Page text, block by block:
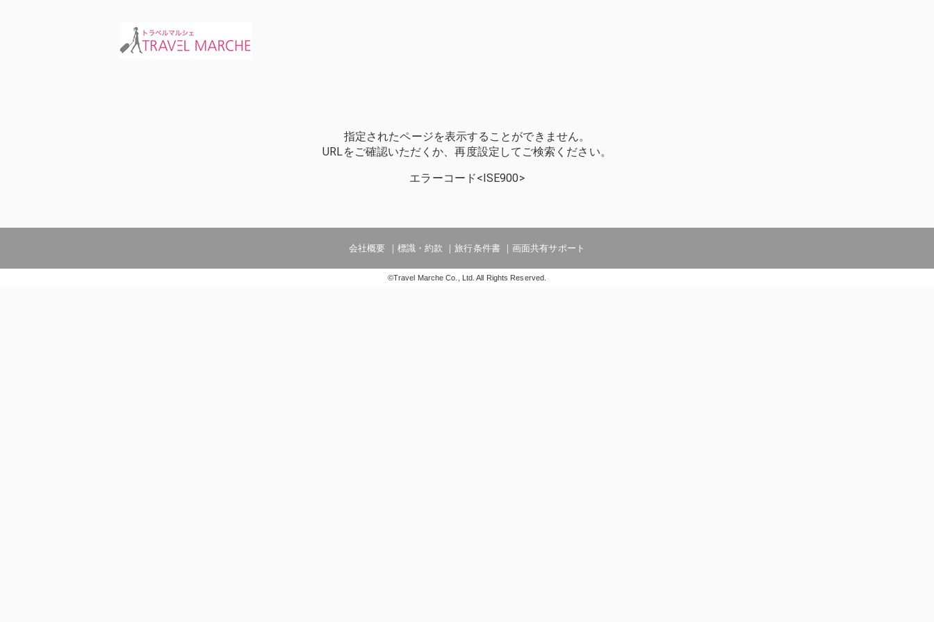
指定されたページを表示することができません。
URLをご確認いただくか、再度設定してご検索ください。
エラーコード<ISE900>
会社概要 標識・約款 旅行条件書 画面共有サポート
©Travel Marche Co., Ltd. All Rights Reserved.